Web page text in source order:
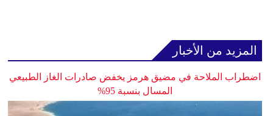
المزيد من الأخبار
اضطراب الملاحة في مضيق هرمز يخفض صادرات الغاز الطبيعي
المسال بنسبة 95%